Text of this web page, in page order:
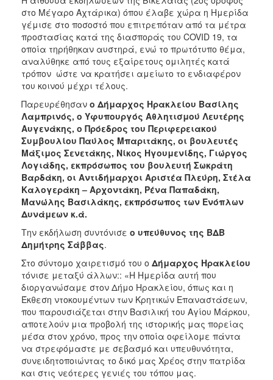
στο Μέγαρο Αχτάρικα) όπου έλαβε χώρα η Ημερίδα
γέμισε στο ποσοστό που επιτρεπόταν από τα μέτρα
προστασίας κατά της διασποράς του COVID 19, τα
οποία τηρήθηκαν αυστηρά, ενώ το πρωτότυπο θέμα,
αναλύθηκε από τους εξαίρετους ομιλητές κατά
τρόπον ώστε να κρατήσει αμείωτο το ενδιαφέρον
του κοινού μέχρι τέλους.
Παρευρέθησαν ο Δήμαρχος Ηρακλείου Βασίλης
Λαμπρινός, ο Υφυπουργός Αθλητισμού Λευτέρης
Αυγενάκης, ο Πρόεδρος του Περιφερειακού
Συμβουλίου Παύλος Μπαριτάκης, οι βουλευτές
Μάξιμος Σενετάκης, Νίκος Ηγουμενίδης, Γιώργος
Λογιάδης, εκπρόσωπος του βουλευτή Σωκράτη
Βαρδάκη, οι Αντιδήμαρχοι Αριστέα Πλεύρη, Στέλα
Καλογεράκη – Αρχοντάκη, Ρένα Παπαδάκη,
Μανώλης Βασιλάκης, εκπρόσωπος των Ενόπλων
Δυνάμεων κ.ά.
Την εκδήλωση συντόνισε ο υπεύθυνος της ΒΔΒ
Δημήτρης Σάββας.
Στο σύντομο χαιρετισμό του ο Δήμαρχος Ηρακλείου
τόνισε μεταξύ άλλων:: «Η Ημερίδα αυτή που
διοργανώσαμε στον Δήμο Ηρακλείου, όπως και η
Έκθεση ντοκουμέντων των Κρητικών Επαναστάσεων,
που παρουσιάζεται στην Βασιλική του Αγίου Μάρκου,
αποτελούν μια προβολή της ιστορικής μας πορείας
μέσα στον χρόνο, προς την οποία οφείλομε πάντα
να στρεφόμαστε με σεβασμό και υπευθυνότητα,
συνειδητοποιώντας το δικό μας Χρέος στην πατρίδα
και στις νεότερες γενιές του τόπου μας.